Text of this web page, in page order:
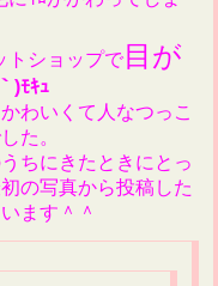
トショップで目が
)ﾓｷｭ
わいくて人なつっこ
た。
ちにきたときにとっ
の写真から投稿した
ます＾＾